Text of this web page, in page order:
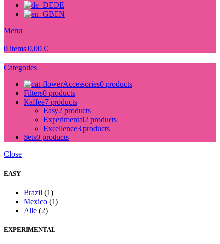
DE
EN
Menu
0 items 0,00 €
Categories
Accessories0 products
Filters0 products
Kaffee7 products
Easy2 products
Experimental2 products
Excellence3 products
Sets0 products
Close
EASY
Brazil (1)
Mexico (1)
Alle (2)
EXPERIMENTAL